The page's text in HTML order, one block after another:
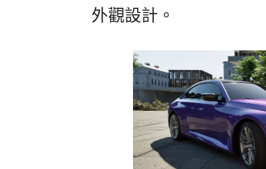
外觀設計。